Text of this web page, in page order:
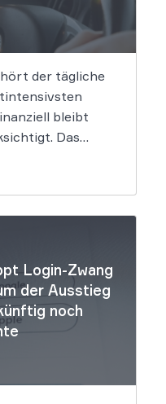
der tägliche
bleibt
Das
vielen
einer Vergütung
unterwegs
Login-Zwang
der Ausstieg
noch